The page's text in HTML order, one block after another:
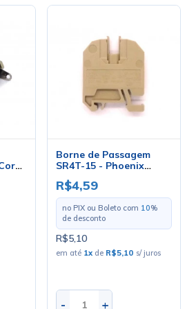
Borne de Passagem
SR4T-15 - Phoenix
Mecano
R$4,59
no PIX ou Boleto com 10%
de desconto
R$5,10
em até 1x de R$5,10 s/ juros
- +